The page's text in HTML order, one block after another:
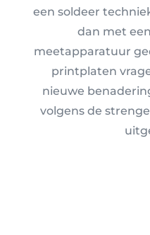
een soldeer
dan met
meetapparatuur
printplaten
nieuwe
volgens de